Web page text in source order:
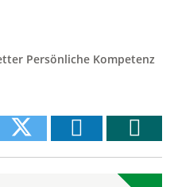
Persönliche Kompetenz